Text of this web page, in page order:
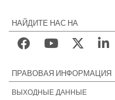
НАЙДИТЕ НАС НА
ПРАВОВАЯ ИНФОРМАЦИЯ
ВЫХОДНЫЕ ДАННЫЕ